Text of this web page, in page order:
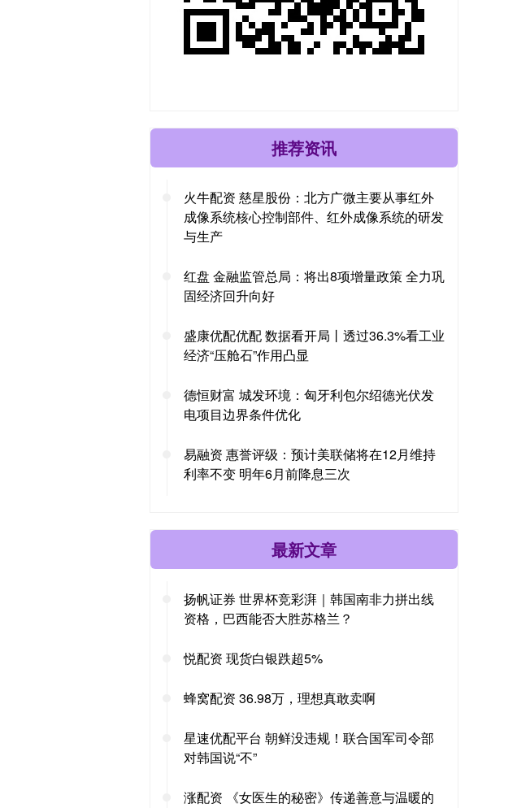
推荐资讯
火牛配资 慈星股份：北方广微主要从事红外
成像系统核心控制部件、红外成像系统的研发
与生产
红盘 金融监管总局：将出8项增量政策 全力巩
固经济回升向好
盛康优配优配 数据看开局丨透过36.3%看工业
经济“压舱石”作用凸显
德恒财富 城发环境：匈牙利包尔绍德光伏发
电项目边界条件优化
易融资 惠誉评级：预计美联储将在12月维持
利率不变 明年6月前降息三次
最新文章
扬帆证券 世界杯竞彩湃｜韩国南非力拼出线
资格，巴西能否大胜苏格兰？
悦配资 现货白银跌超5%
蜂窝配资 36.98万，理想真敢卖啊
星速优配平台 朝鲜没违规！联合国军司令部
对韩国说“不”
涨配资 《女医生的秘密》传递善意与温暖的